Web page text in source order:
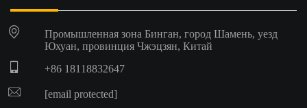
Промышленная зона Бинган, город Шамень, уезд
Юхуан, провинция Чжэцзян, Китай
+86 18118832647
[email protected]